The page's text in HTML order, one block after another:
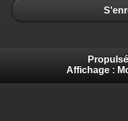
Affichage :